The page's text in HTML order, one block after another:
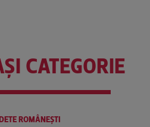
CATEGORIE
ROMÂNEŞTI